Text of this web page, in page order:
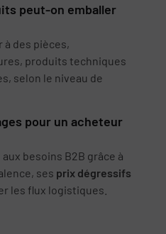
peut-on emballer
à des pièces,
produits techniques
selon le niveau de
pour un acheteur
besoins B2B grâce à
ses prix dégressifs
les flux logistiques.